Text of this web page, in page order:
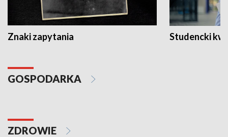
Znaki zapytania Studencki
GOSPODARKA
ZDROWIE